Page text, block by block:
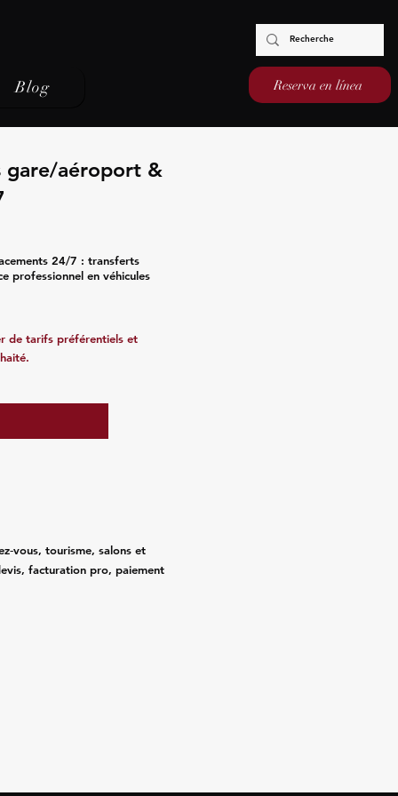
Blog Reserva en línea
gare/aéroport &
24/7 : transferts
professionnel en véhicules
de tarifs préférentiels et
tourisme, salons et
facturation pro, paiement